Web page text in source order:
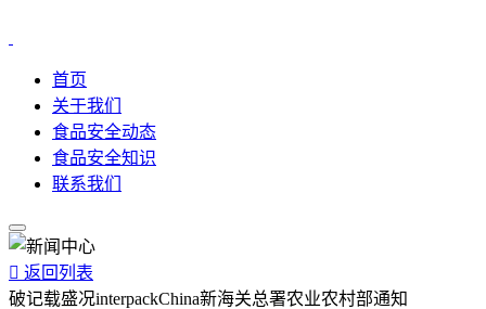
首页
关于我们
食品安全动态
食品安全知识
联系我们
 返回列表
破记载盛况interpackChina新海关总署农业农村部通知